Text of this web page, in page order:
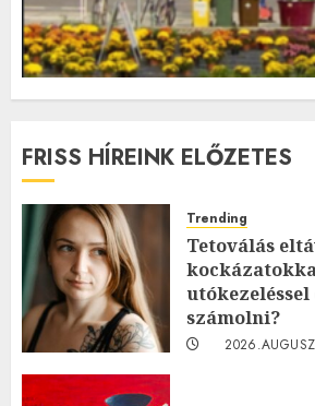
FRISS HÍREINK ELŐZETES
Trending
Tetoválás
utókezeléssel
számolni?